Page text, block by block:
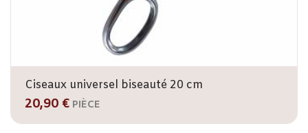
Ciseaux universel biseauté 20 cm
20,90 € PIÈCE